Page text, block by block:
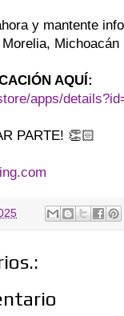
y mantente
Michoacán
AQUÍ:
apps/
PARTE! 👏🏻